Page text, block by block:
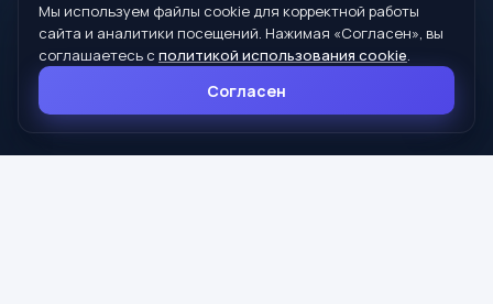
© 2026 Управление образования Администрации МО
Сухой Лог
624800, Свердловская область, г. Сухой Лог, ул. Кирова, дом 7
8 (34373) 4-33-85
Мы используем файлы cookie для корректной работы
сайта и аналитики посещений. Нажимая «Согласен», вы
соглашаетесь с политикой использования cookie.
Согласен